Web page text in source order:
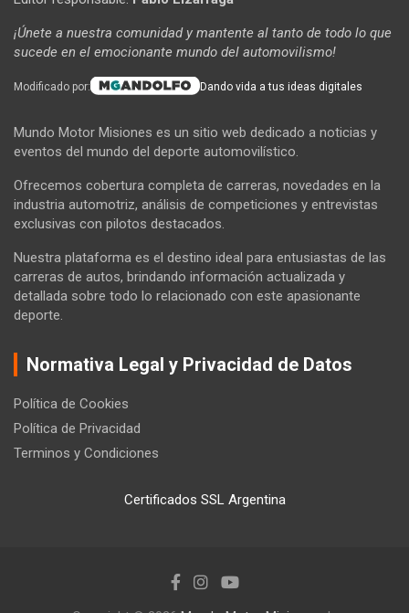
¡Únete a nuestra comunidad y mantente al tanto de todo lo que
sucede en el emocionante mundo del automovilismo!
Modificado por: Dando vida a tus ideas digitales
Mundo Motor Misiones es un sitio web dedicado a noticias y
eventos del mundo del deporte automovilístico.
Ofrecemos cobertura completa de carreras, novedades en la
industria automotriz, análisis de competiciones y entrevistas
exclusivas con pilotos destacados.
Nuestra plataforma es el destino ideal para entusiastas de las
carreras de autos, brindando información actualizada y
detallada sobre todo lo relacionado con este apasionante
deporte.
Normativa Legal y Privacidad de Datos
Política de Cookies
Política de Privacidad
Terminos y Condiciones
Certificados SSL Argentina